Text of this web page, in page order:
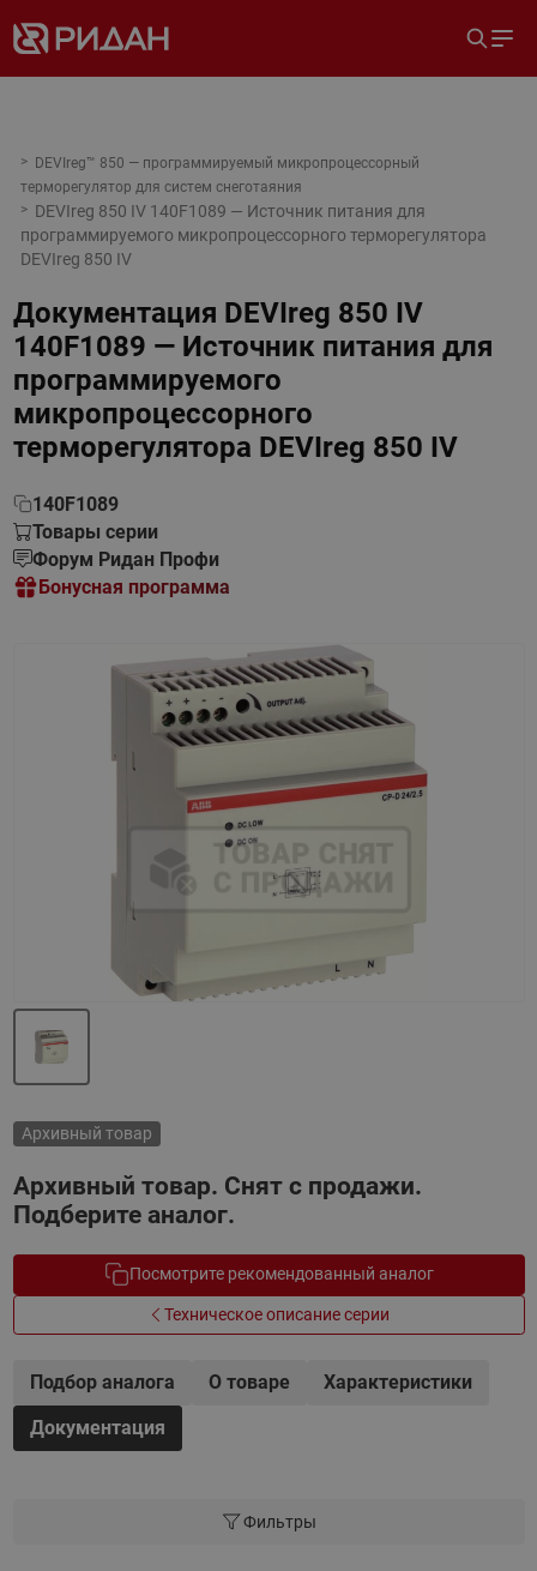
DEVIreg™ 850 — программируемый микропроцессорный
терморегулятор для систем снеготаяния
DEVIreg 850 IV 140F1089 — Источник питания для
программируемого микропроцессорного терморегулятора
DEVIreg 850 IV
Документация DEVIreg 850 IV
140F1089 — Источник питания для
программируемого
микропроцессорного
терморегулятора DEVIreg 850 IV
140F1089
Товары серии
Форум Ридан Профи
Бонусная программа
Архивный товар
Архивный товар. Снят с продажи.
Подберите аналог.
Посмотрите рекомендованный аналог
Техническое описание серии
Подбор аналога О товаре
Характеристики
Документация
Фильтры